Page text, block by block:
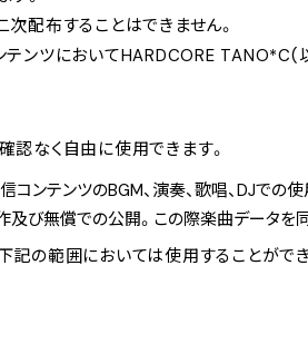
配布することはできません。
テンツにおいてHARDCORE
なく自由に使用できます。
コンテンツのBGM、演奏、歌唱、DJでの使
び無償での公開。この際楽曲データを
の範囲においては使用することができ